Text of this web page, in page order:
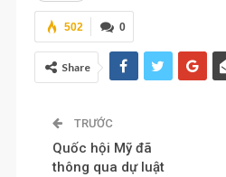
0
502
Share
TRƯỚC
Quốc hội Mỹ đã
thông qua dự luật